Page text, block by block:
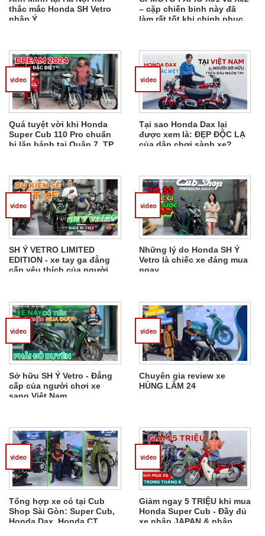
thắc mắc Honda SH Vetro
nhập Ý ...
– cặp chiến binh này đã
làm rất tốt khi chinh phục
Quá tuyệt vời khi Honda
Super Cub 110 Pro chuẩn
bị lăn bánh tại Quận 7, TP
video
Tại sao Honda Dax lại
được xem là: ĐẸP ĐỘC LẠ
của dân chơi sành xe?
video
SH Ý VETRO LIMITED
EDITION - xe tay ga đẳng
cấp yêu thích của người
video
Những lý do Honda SH Ý
Vetro là chiếc xe đáng mua
ngay
video
Sở hữu SH Ý Vetro - Đẳng
cấp của người chơi xe
sang Việt Nam
video
Chuyên gia review xe
HÙNG LÂM 24
video
Tổng hợp xe có tại Cub
Shop Sài Gòn: Super Cub,
Honda Dax, Honda CT,
video
Giảm ngay 5 TRIỆU khi mua
Honda Super Cub - Đầy đủ
xe nhập JAPAN & nhập
video